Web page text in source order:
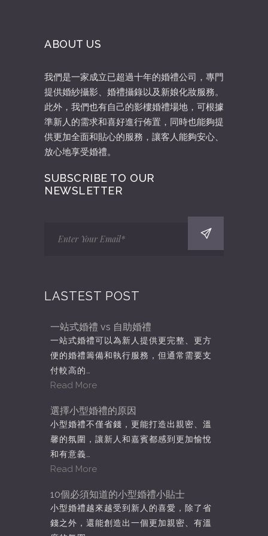
ABOUT US
我們是一家成立已超過十年的婚禮公司，專門
提供婚紗攝影、婚禮攝錄以及新娘化妝服務。
此外，我們也有自己的影樓婚禮場地，可根據
準新人的需求和喜好進行佈置，同時也能夠提
供更加全面和貼心的服務，讓客人能夠安心、
放心地享受婚禮。
SUBSCRIBE TO OUR
NEWSLETTER
LASTEST POST
一站式婚禮 vs 自助婚禮
一站式婚禮可以為新人提供更完整、更方
便的婚禮籌備和執行服務，但通常需要支
付較高的…
Read More
選擇小型婚禮的原因
小型婚禮不僅省錢，更能打造出親密、溫
馨的氛圍，讓新人和嘉賓都感到更加愉悅
和有意義…
Read More
10個必須知道的小型婚禮小貼士
小型婚禮越來越受到新人的喜愛，除了省
錢之外，還能創造出一個更加親密、有溫